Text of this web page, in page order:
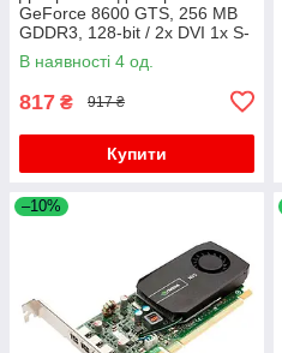
GeForce 8600 GTS, 256 MB
GDDR3, 128-bit / 2x DVI 1x S-
Video
В наявності 4 од.
817 ₴ 917 ₴
Купити
–10%